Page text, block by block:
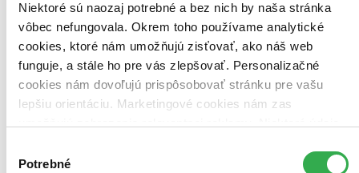
Niektoré sú naozaj potrebné a bez nich by naša stránka
vôbec nefungovala. Okrem toho používame analytické
cookies, ktoré nám umožňujú zisťovať, ako náš web
funguje, a stále ho pre vás zlepšovať. Personalizačné
cookies nám dovoľujú prispôsobovať stránku pre vašu
lepšiu orientáciu. Marketingové cookies nám zas
keby sme mohli používať všetky tieto cookies. Ďakujeme!
súhlasu
Potrebné
Väzba
penová (1 titul) penová1
Zúžiť výber
Zoradiť
Bestsellery